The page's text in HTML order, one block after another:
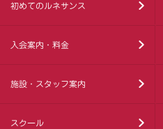
初めてのルネサンス
入会案内・料金
施設・スタッフ案内
スクール